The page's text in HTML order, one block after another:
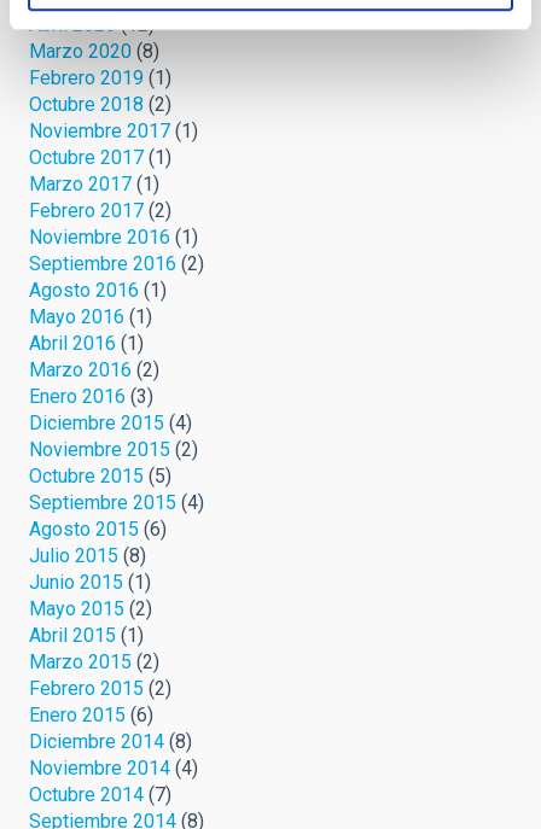
Abril 2020(12)
Marzo 2020 (8)
Febrero 2019 (1)
Octubre 2018 (2)
Noviembre 2017 (1)
Octubre 2017 (1)
Marzo 2017 (1)
Febrero 2017 (2)
Noviembre 2016 (1)
Septiembre 2016 (2)
Agosto 2016 (1)
Mayo 2016 (1)
Abril 2016 (1)
Marzo 2016 (2)
Enero 2016 (3)
Diciembre 2015 (4)
Noviembre 2015 (2)
Octubre 2015 (5)
Septiembre 2015 (4)
Agosto 2015 (6)
Julio 2015 (8)
Junio 2015 (1)
Mayo 2015 (2)
Abril 2015 (1)
Marzo 2015 (2)
Febrero 2015 (2)
Enero 2015 (6)
Diciembre 2014 (8)
Noviembre 2014 (4)
Octubre 2014 (7)
Septiembre 2014 (8)